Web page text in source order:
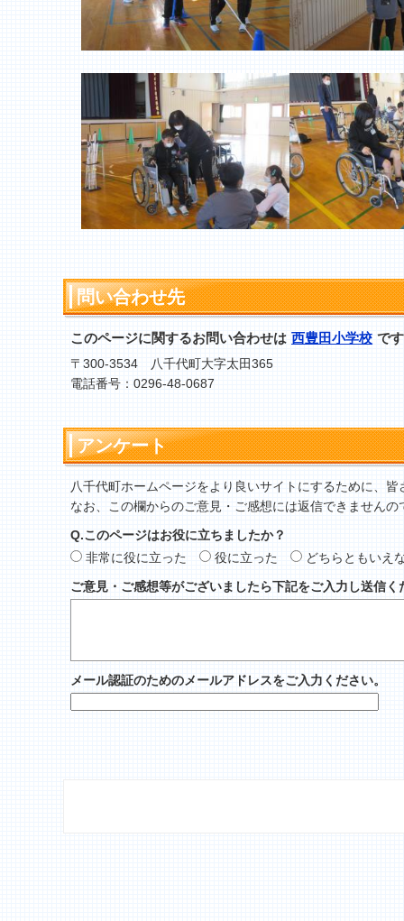
問い合わせ先
このページに関するお問い合わせは 西豊田小学校 で
〒300-3534 八千代町大字太田365
電話番号：0296-48-0687
アンケート
八千代町ホームページをより良いサイトにするために、
なお、この欄からのご意見・ご感想には返信できませんの
Q.このページはお役に立ちましたか？
非常に役に立った
役に立った
どちらともいえ
ご意見・ご感想等がございましたら下記をご入力し送信く
メール認証のためのメールアドレスをご入力ください。